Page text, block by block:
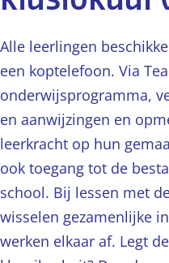
Alle leerlingen
een koptelefoon. Via
onderwijsprogramma,
en aanwijzingen en
leerkracht op hun
ook toegang tot de
school. Bij lessen met
wisselen gezamenlijke
werken elkaar af. Legt